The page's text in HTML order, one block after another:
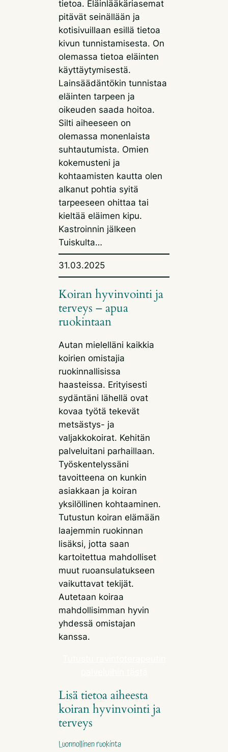
tietoa. Eläinlääkäriasemat
pitävät seinällään ja
kotisivuillaan esillä tietoa
kivun tunnistamisesta. On
olemassa tietoa eläinten
käyttäytymisestä.
Lainsäädäntökin tunnistaa
eläinten tarpeen ja
oikeuden saada hoitoa.
Silti aiheeseen on
olemassa monenlaista
suhtautumista. Omien
kokemusteni ja
kohtaamisten kautta olen
alkanut pohtia syitä
tarpeeseen ohittaa tai
kieltää eläimen kipu.
Kastroinnin jälkeen
Tuiskulta…
31.03.2025
Koiran hyvinvointi ja
terveys – apua
ruokintaan
Autan mielelläni kaikkia
koirien omistajia
ruokinnallisissa
haasteissa. Erityisesti
sydäntäni lähellä ovat
kovaa työtä tekevät
metsästys- ja
valjakkokoirat. Kehitän
palveluitani parhaillaan.
Työskentelyssäni
tavoitteena on kunkin
asiakkaan ja koiran
yksilöllinen kohtaaminen.
Tutustun koiran elämään
laajemmin ruokinnan
lisäksi, jotta saan
kartoitettua mahdolliset
muut ruoansulatukseen
vaikuttavat tekijät.
Autetaan koiraa
mahdollisimman hyvin
yhdessä omistajan
kanssa.
Lisä tietoa aiheesta
koiran hyvinvointi ja
terveys
Luonnollinen ruokinta